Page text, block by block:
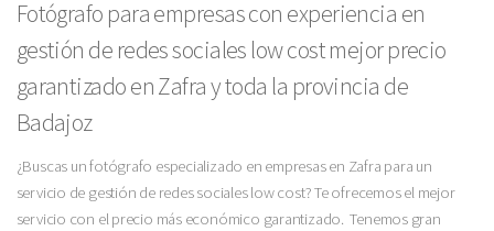
Fotógrafo para empresas con experiencia en
gestión de redes sociales low cost mejor precio
garantizado en Zafra y toda la provincia de
Badajoz
¿Buscas un fotógrafo especializado en empresas en Zafra para un
servicio de gestión de redes sociales low cost? Te ofrecemos el mejor
servicio con el precio más económico garantizado. Tenemos gran